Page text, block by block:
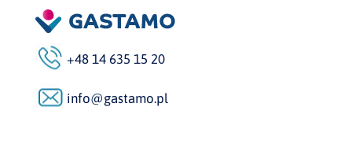
+48 14 635 15 20
info@gastamo.pl